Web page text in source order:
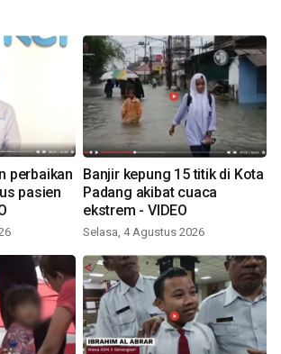
perbaikan
pasien
Banjir kepung 15 titik di Kota
Padang akibat cuaca
ekstrem - VIDEO
Selasa, 4 Agustus 2026